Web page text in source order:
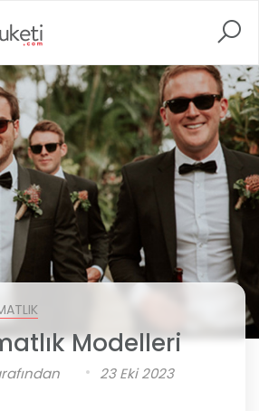
Modelleri
23 Eki 2023